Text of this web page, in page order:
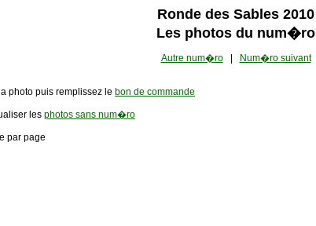
Ronde des Sables 2010
Les photos du num�ro
Autre num�ro| Num�ro suivant
photo puis remplissez le bon de commande
les photos sans num�ro
par page